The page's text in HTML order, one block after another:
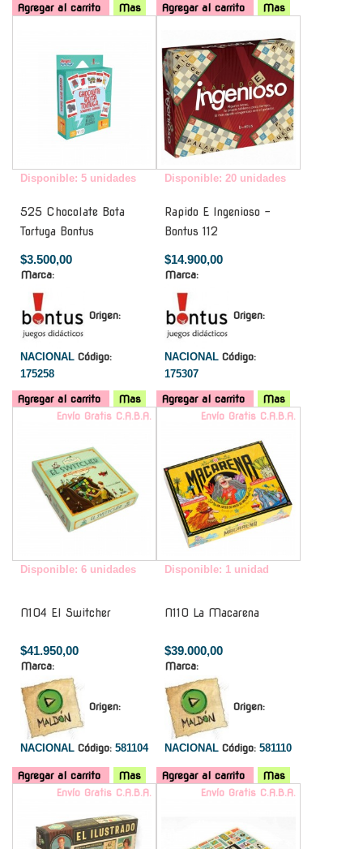
Agregar al carrito Mas Agregar al carrito
Mas
Disponible: 5 unidades
525 Chocolate Bota
Tortuga Bontus
$3.500,00
Marca:
Origen:
NACIONAL Código:
175258
Agregar al carrito Mas
Disponible: 20 unidades
Rapido E Ingenioso -
Bontus 112
$14.900,00
Marca:
Origen:
NACIONAL Código:
175307
Agregar al carrito
Mas
Envío Gratis C.A.B.A.
Disponible: 6 unidades
N104 El Switcher
$41.950,00
Marca:
Origen:
NACIONAL Código: 581104
Agregar al carrito Mas
Envío Gratis C.A.B.A.
Disponible: 1 unidad
N110 La Macarena
$39.000,00
Marca:
Origen:
NACIONAL Código: 581110
Agregar al carrito
Mas
Envío Gratis C.A.B.A.
Envío Gratis C.A.B.A.